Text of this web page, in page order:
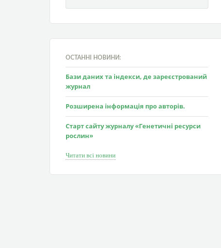
ОСТАННІ НОВИНИ:
Бази даних та індекси, де зареєстрований
журнал
Розширена інформація про авторів.
Старт сайту журналу «Генетичні ресурси
рослин»
Читати всі новини